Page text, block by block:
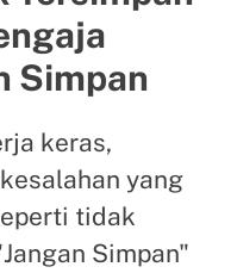
Simpan
keras,
yang
tidak
Simpan"